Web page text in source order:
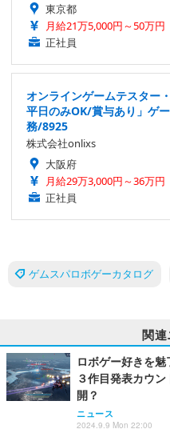
東京都
月給21万5,000円～50万円
正社員
オンラインゲームテスター
平日のみOK/賞与あり」ゲ
務/8925
株式会社onlixs
大阪府
月給29万3,000円～36万円
正社員
ゲムスパロボゲーカタログ
関連
ロボゲー好きを
３作目発表カウ
開？
ニュース
2024.9.9 Mon 22:00